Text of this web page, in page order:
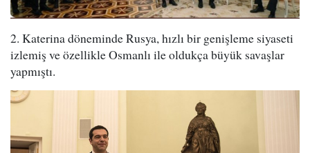
2. Katerina döneminde Rusya, hızlı bir genişleme siyaseti
izlemiş ve özellikle Osmanlı ile oldukça büyük savaşlar
yapmıştı.